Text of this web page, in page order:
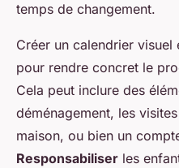
temps de changement.
Créer un calendrier visuel
pour rendre concret le
Cela peut inclure des
déménagement, les
maison, ou bien un
Responsabiliser les